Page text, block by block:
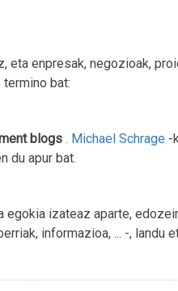
eta enpresak, negozioak,
bat:
blogs . Michael Schrage -
du apur bat.
egokia izateaz aparte,
informazioa, ... -, landu